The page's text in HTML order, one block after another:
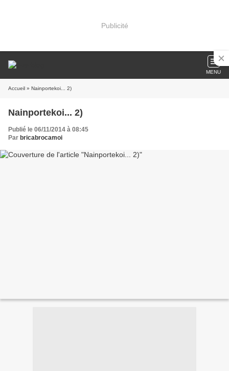
Publicité
MENU
Accueil » Nainportekoi... 2)
Nainportekoi... 2)
Publié le 06/11/2014 à 08:45
Par bricabrocamoi